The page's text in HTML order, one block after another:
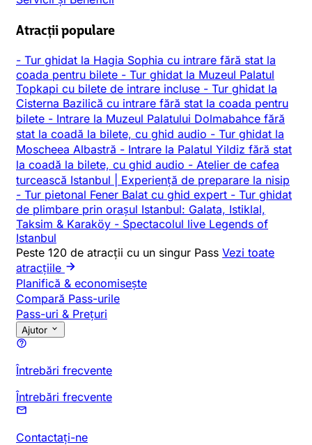
Atracții populare
- Tur ghidat la Hagia Sophia cu intrare fără stat la
coada pentru bilete - Tur ghidat la Muzeul Palatul
Topkapi cu bilete de intrare incluse - Tur ghidat la
Cisterna Bazilică cu intrare fără stat la coada pentru
bilete - Intrare la Muzeul Palatului Dolmabahce fără
stat la coadă la bilete, cu ghid audio - Tur ghidat la
Moscheea Albastră - Intrare la Palatul Yildiz fără stat
la coadă la bilete, cu ghid audio - Atelier de cafea
turcească Istanbul | Experiență de preparare la nisip
- Tur pietonal Fener Balat cu ghid expert - Tur ghidat
de plimbare prin orașul Istanbul: Galata, Istiklal,
Taksim & Karaköy - Spectacolul live Legends of
Istanbul
Peste 120 de atracții cu un singur Pass Vezi toate
atracțiile
Planifică & economisește
Compară Pass-urile
Pass-uri & Prețuri
Ajutor
Întrebări frecvente
Întrebări frecvente
Contactați-ne